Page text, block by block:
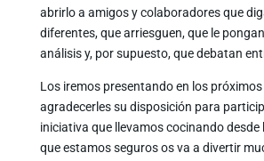
abrirlo a amigos y colaboradores que
diferentes, que arriesguen, que le
análisis y, por supuesto, que debatan
Los iremos presentando en los
agradecerles su disposición para
iniciativa que llevamos cocinando desde
que estamos seguros os va a divertir